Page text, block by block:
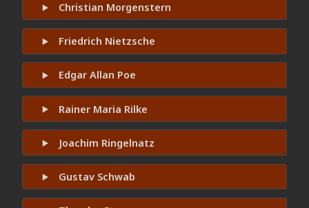
Christian Morgenstern
Friedrich Nietzsche
Edgar Allan Poe
Rainer Maria Rilke
Joachim Ringelnatz
Gustav Schwab